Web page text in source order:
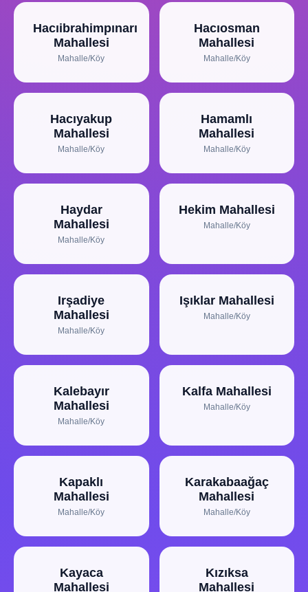
Hacıibrahimpınarı
Mahallesi
Mahalle/Köy
Hacıosman
Mahallesi
Mahalle/Köy
Hacıyakup
Mahallesi
Mahalle/Köy
Hamamlı
Mahallesi
Mahalle/Köy
Haydar
Mahallesi
Mahalle/Köy
Hekim Mahallesi
Mahalle/Köy
Irşadiye
Mahallesi
Mahalle/Köy
Işıklar Mahallesi
Mahalle/Köy
Kalebayır
Mahallesi
Mahalle/Köy
Kalfa Mahallesi
Mahalle/Köy
Kapaklı
Mahallesi
Mahalle/Köy
Karakabaağaç
Mahallesi
Mahalle/Köy
Kayaca
Mahallesi
Kızıksa
Mahallesi